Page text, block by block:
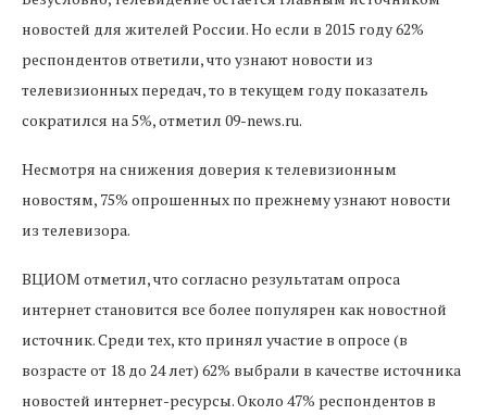
новостей для жителей России. Но если в 2015 году 62%
респондентов ответили, что узнают новости из
телевизионных передач, то в текущем году показатель
сократился на 5%, отметил 09-news.ru.
Несмотря на снижения доверия к телевизионным
новостям, 75% опрошенных по прежнему узнают новости
из телевизора.
ВЦИОМ отметил, что согласно результатам опроса
интернет становится все более популярен как новостной
источник. Среди тех, кто принял участие в опросе (в
возрасте от 18 до 24 лет) 62% выбрали в качестве источника
новостей интернет-ресурсы. Около 47% респондентов в